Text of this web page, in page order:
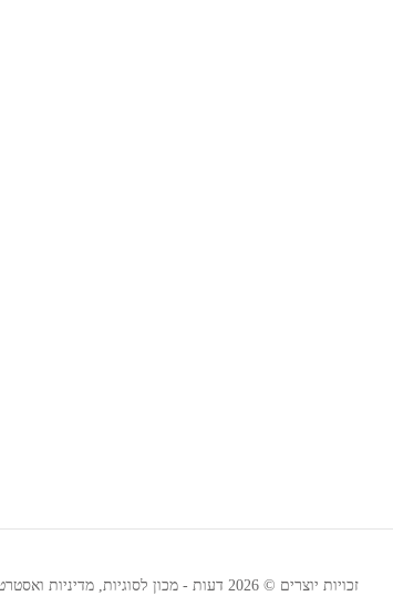
זכויות יוצרים © 2026 דעות - מכון לסוגיות, מדיניות ואסטרטגיה - DEOT. Aכל הזכויות שמורות.